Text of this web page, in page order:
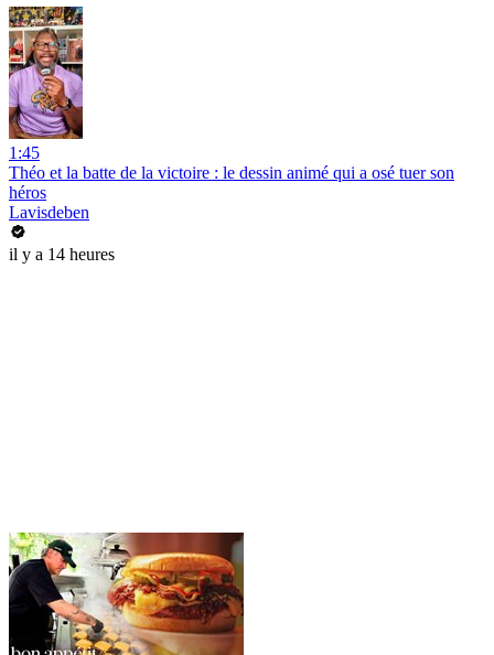
1:45
Théo et la batte de la victoire : le dessin animé qui a osé tuer son
héros
Lavisdeben
il y a 14 heures